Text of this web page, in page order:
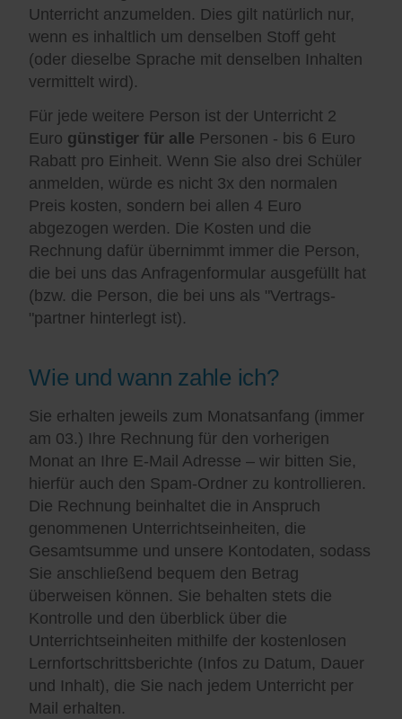
Unterricht anzumelden. Dies gilt natürlich nur,
wenn es inhaltlich um denselben Stoff geht
(oder dieselbe Sprache mit denselben Inhalten
vermittelt wird).
Für jede weitere Person ist der Unterricht 2
Euro günstiger für alle Personen - bis 6 Euro
Rabatt pro Einheit. Wenn Sie also drei Schüler
anmelden, würde es nicht 3x den normalen
Preis kosten, sondern bei allen 4 Euro
abgezogen werden. Die Kosten und die
Rechnung dafür übernimmt immer die Person,
die bei uns das Anfragenformular ausgefüllt hat
(bzw. die Person, die bei uns als "Vertrags-
"partner hinterlegt ist).
Wie und wann zahle ich?
Sie erhalten jeweils zum Monatsanfang (immer
am 03.) Ihre Rechnung für den vorherigen
Monat an Ihre E-Mail Adresse – wir bitten Sie,
hierfür auch den Spam-Ordner zu kontrollieren.
Die Rechnung beinhaltet die in Anspruch
genommenen Unterrichtseinheiten, die
Gesamtsumme und unsere Kontodaten, sodass
Sie anschließend bequem den Betrag
überweisen können. Sie behalten stets die
Kontrolle und den überblick über die
Unterrichtseinheiten mithilfe der kostenlosen
Lernfortschrittsberichte (Infos zu Datum, Dauer
und Inhalt), die Sie nach jedem Unterricht per
Mail erhalten.